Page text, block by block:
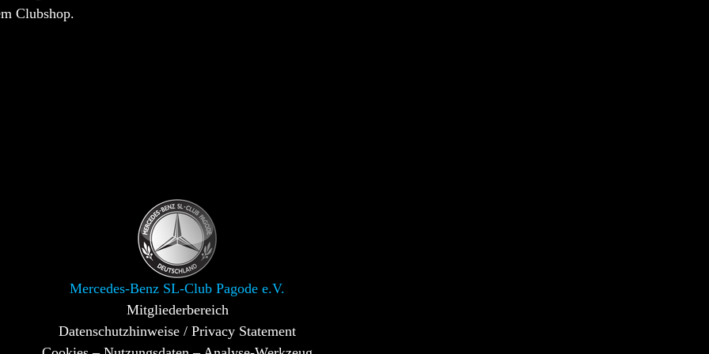
Clubshop.
Mercedes-Benz SL-Club Pagode e.V.
Mitgliederbereich
Datenschutzhinweise / Privacy Statement